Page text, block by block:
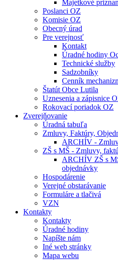
Majetkové
Poslanci OZ
Komisie OZ
Obecný úrad
Pre verejnosť
Kontakt
Úradné hodiny
Technické služby
Sadzobníky
Cenník
Štatút Obce Lutila
Uznesenia a zápisnice
Rokovací poriadok OZ
Zverejňovanie
Úradná tabuľa
Zmluvy, Faktúry,
ARCHÍV -
ZŠ s MŠ - Zmluvy,
ARCHÍV ZŠ s
objednávky
Hospodárenie
Verejné obstarávanie
Formuláre a tlačivá
VZN
Kontakty
Kontakty
Úradné hodiny
Napíšte nám
Iné web stránky
Mapa webu